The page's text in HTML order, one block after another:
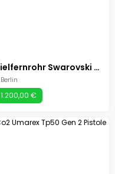
Zielfernrohr Swarovski Z8i 0.75-6x20 mit Montage
Berlin
1.200,00 €